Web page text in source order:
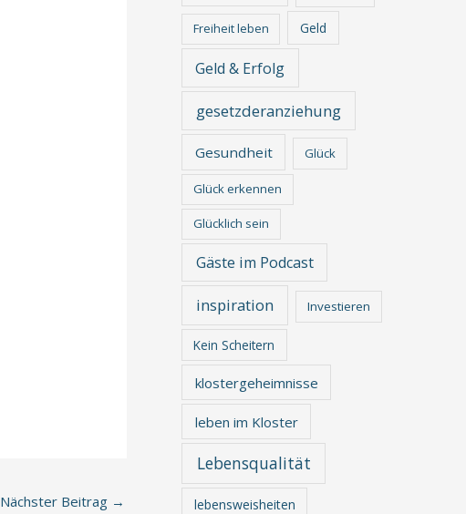
Nächster Beitrag →
Freiheit leben Geld
Geld & Erfolg
gesetzderanziehung
Gesundheit Glück
Glück erkennen
Glücklich sein
Gäste im Podcast
inspiration Investieren
Kein Scheitern
klostergeheimnisse
leben im Kloster
Lebensqualität
lebensweisheiten